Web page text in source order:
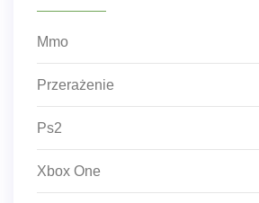
Mmo
Przerażenie
Ps2
Xbox One